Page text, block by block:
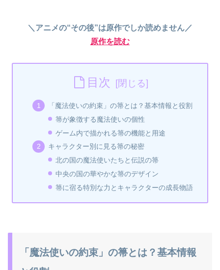
＼アニメの“その後”は原作でしか読めません／
原作を読む
目次
「魔法使いの約束」の箒とは？基本情報と役割
箒が象徴する魔法使いの個性
ゲーム内で描かれる箒の機能と用途
キャラクター別に見る箒の秘密
北の国の魔法使いたちと伝説の箒
中央の国の華やかな箒のデザイン
箒に宿る特別な力とキャラクターの成長物語
「魔法使いの約束」の箒とは？基本情報